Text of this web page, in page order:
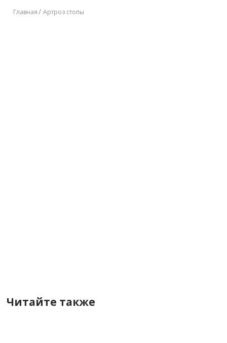
Главная Артроз стопы
Читайте также